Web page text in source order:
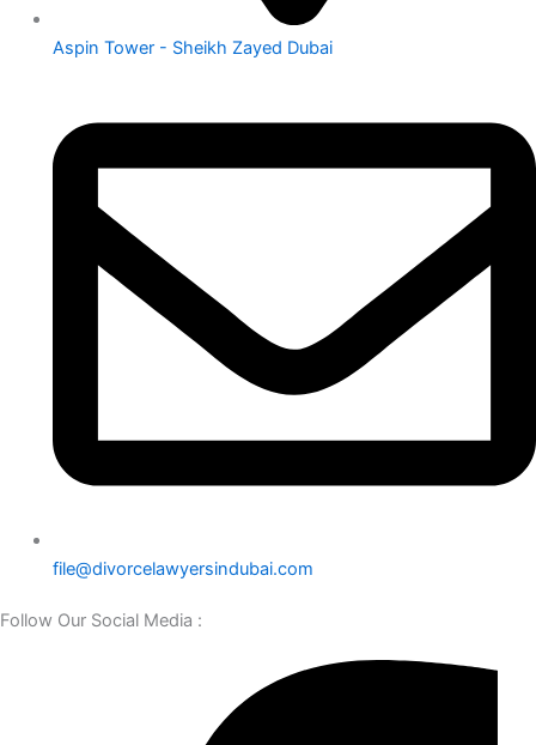
Aspin Tower - Sheikh Zayed Dubai
file@divorcelawyersindubai.com
Follow Our Social Media :